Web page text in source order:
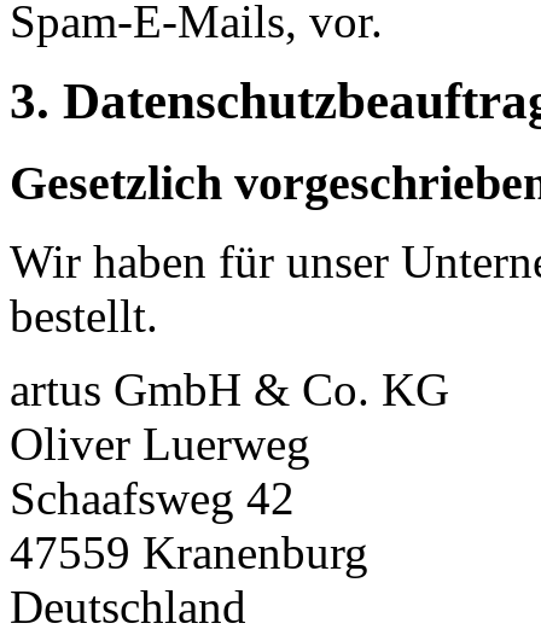
Spam-E-Mails, vor.
3.
Gesetzlich
Wir haben für unser
bestellt.
artus GmbH & Co. KG
Oliver Luerweg
Schaafsweg 42
47559 Kranenburg
Deutschland